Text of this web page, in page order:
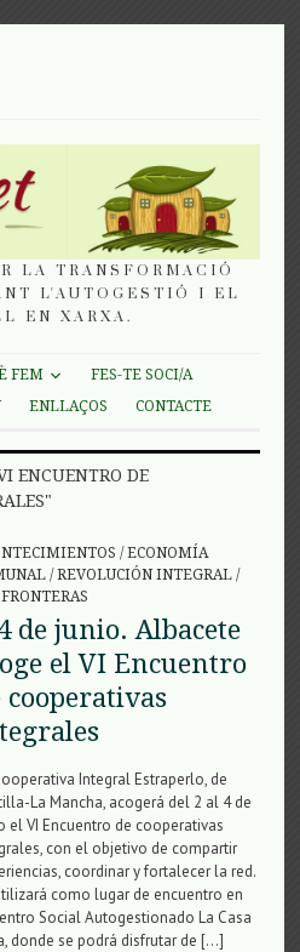
LA TRANSFORMACIÓ
L'AUTOGESTIÓ I EL
EN XARXA.
FEM
FES-TE SOCI/A
ENLLAÇOS CONTACTE
ENCUENTRO DE
/ECONOMÍA
/REVOLUCIÓN INTEGRAL/
de junio. Albacete
el VI Encuentro
cooperativas
Integral Estraperlo, de
La Mancha, acogerá del 2 al 4 de
el VI Encuentro de cooperativas
con el objetivo de compartir
coordinar y fortalecer la red.
como lugar de encuentro en
Social Autogestionado La Casa
donde se podrá disfrutar de […]